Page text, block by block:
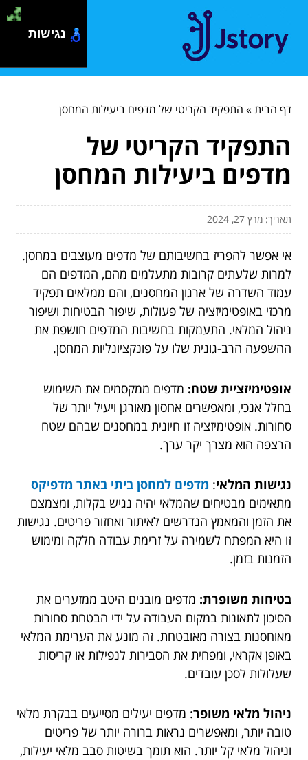
דף הבית» התפקיד הקריטי של מדפים ביעילות המחסן
התפקיד הקריטי של
מדפים ביעילות המחסן
תאריך: מרץ 27, 2024
אי אפשר להפריז בחשיבותם של מדפים מעוצבים במחסן.
למרות שלעתים קרובות מתעלמים מהם, המדפים הם
עמוד השדרה של ארגון המחסנים, והם ממלאים תפקיד
מרכזי באופטימיזציה של פעולות, שיפור הבטיחות ושיפור
ניהול המלאי. התעמקות בחשיבות המדפים חושפת את
ההשפעה הרב-גונית שלו על פונקציונליות המחסן.
אופטימיזציית שטח: מדפים ממקסמים את השימוש
בחלל אנכי, ומאפשרים אחסון מאורגן ויעיל יותר של
סחורות. אופטימיזציה זו חיונית במחסנים שבהם שטח
הרצפה הוא מצרך יקר ערך.
נגישות המלאי: מדפים למחסן ביתי באתר מדפיקס
מתאימים מבטיחים שהמלאי יהיה נגיש בקלות, ומצמצם
את הזמן והמאמץ הנדרשים לאיתור ואחזור פריטים. נגישות
זו היא המפתח לשמירה על זרימת עבודה חלקה ומימוש
הזמנות בזמן.
בטיחות משופרת: מדפים מובנים היטב ממזערים את
הסיכון לתאונות במקום העבודה על ידי הבטחת סחורות
מאוחסנות בצורה מאובטחת. זה מונע את הערימת המלאי
באופן אקראי, ומפחית את הסבירות לנפילות או קריסות
שעלולות לסכן עובדים.
ניהול מלאי משופר: מדפים יעילים מסייעים בבקרת מלאי
טובה יותר, ומאפשרים נראות ברורה יותר של פריטים
וניהול מלאי קל יותר. הוא תומך בשיטות סבב מלאי יעילות,
נגישות